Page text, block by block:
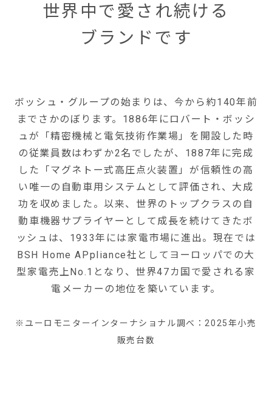
世界中で愛され続ける
ブランドです
ボッシュ・グループの始まりは、今から約140年前
までさかのぼります。1886年にロバート・ボッシ
ュが「精密機械と電気技術作業場」を開設した時
の従業員数はわずか2名でしたが、1887年に完成
した「マグネトー式高圧点火装置」が信頼性の高
い唯一の自動車用システムとして評価され、大成
功を収めました。以来、世界のトップクラスの自
動車機器サプライヤーとして成長を続けてきたボ
ッシュは、1933年には家電市場に進出。現在では
BSH Home APpliance社としてヨーロッパでの大
型家電売上No.1となり、世界47カ国で愛される家
電メーカーの地位を築いています。
※ユーロモニターインターナショナル調べ：2025年小売
販売台数